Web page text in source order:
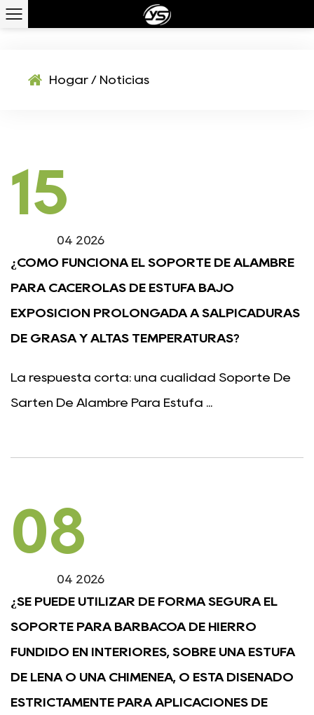
NOTICIAS
Hogar / Noticias
15
04 2026
¿CÓMO FUNCIONA EL SOPORTE DE ALAMBRE
PARA CACEROLAS DE ESTUFA BAJO
EXPOSICIÓN PROLONGADA A SALPICADURAS
DE GRASA Y ALTAS TEMPERATURAS?
La respuesta corta: una cualidad Soporte De
Sartén De Alambre Para Estufa ...
08
04 2026
¿SE PUEDE UTILIZAR DE FORMA SEGURA EL
SOPORTE PARA BARBACOA DE HIERRO
FUNDIDO EN INTERIORES, SOBRE UNA ESTUFA
DE LEÑA O UNA CHIMENEA, O ESTÁ DISEÑADO
ESTRICTAMENTE PARA APLICACIONES DE